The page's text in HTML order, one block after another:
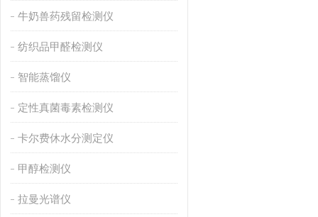
牛奶兽药残留检测仪
纺织品甲醛检测仪
智能蒸馏仪
定性真菌毒素检测仪
卡尔费休水分测定仪
甲醇检测仪
拉曼光谱仪